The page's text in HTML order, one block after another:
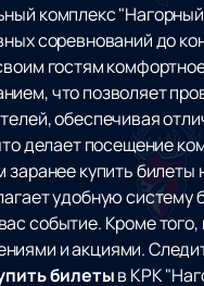
комплекс
соревнований до
гостям
что позволяет
обеспечивая
делает посещение
купить
удобную
событие. Кроме
и акциями.
билетыв КРК